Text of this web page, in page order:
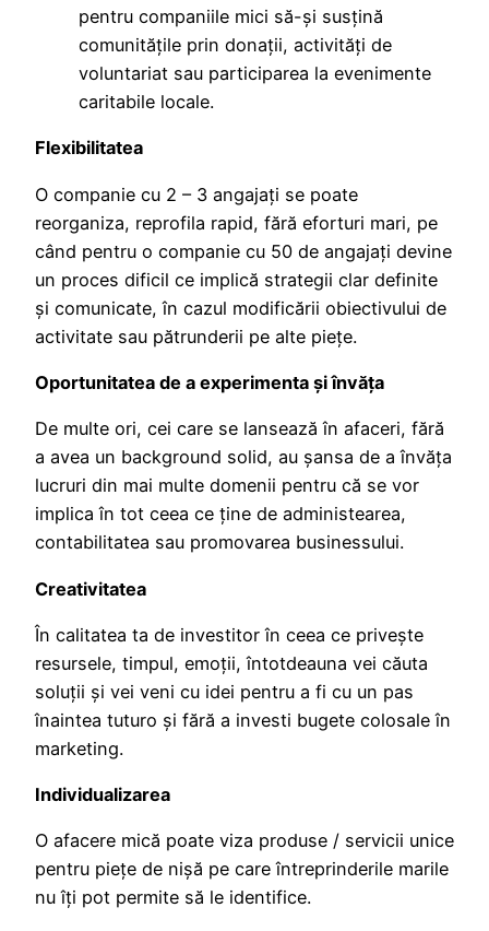
pentru companiile mici să-și susțină
comunitățile prin donații, activități de
voluntariat sau participarea la evenimente
caritabile locale.
Flexibilitatea
O companie cu 2 – 3 angajați se poate
reorganiza, reprofila rapid, fără eforturi mari, pe
când pentru o companie cu 50 de angajați devine
un proces dificil ce implică strategii clar definite
și comunicate, în cazul modificării obiectivului de
activitate sau pătrunderii pe alte piețe.
Oportunitatea de a experimenta și învăța
De multe ori, cei care se lansează în afaceri, fără
a avea un background solid, au șansa de a învăța
lucruri din mai multe domenii pentru că se vor
implica în tot ceea ce ține de administearea,
contabilitatea sau promovarea businessului.
Creativitatea
În calitatea ta de investitor în ceea ce privește
resursele, timpul, emoții, întotdeauna vei căuta
soluții și vei veni cu idei pentru a fi cu un pas
înaintea tuturo și fără a investi bugete colosale în
marketing.
Individualizarea
O afacere mică poate viza produse / servicii unice
pentru piețe de nișă pe care întreprinderile marile
nu îți pot permite să le identifice.